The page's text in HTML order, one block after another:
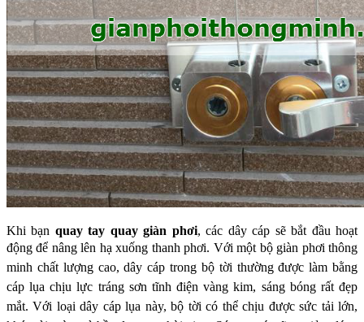
Khi bạn quay tay quay giàn phơi, các dây cáp sẽ bắt đầu hoạt
động để nâng lên hạ xuống thanh phơi. Với một bộ giàn phơi thông
minh chất lượng cao, dây cáp trong bộ tời thường được làm bằng
cáp lụa chịu lực tráng sơn tĩnh điện vàng kim, sáng bóng rất đẹp
mắt. Với loại dây cáp lụa này, bộ tời có thể chịu được sức tải lớn,